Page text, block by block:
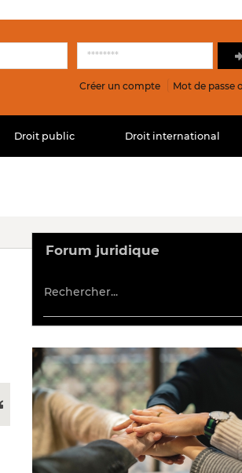
Créer un compte Mot de passe
Droit public Droit international
Forum juridique